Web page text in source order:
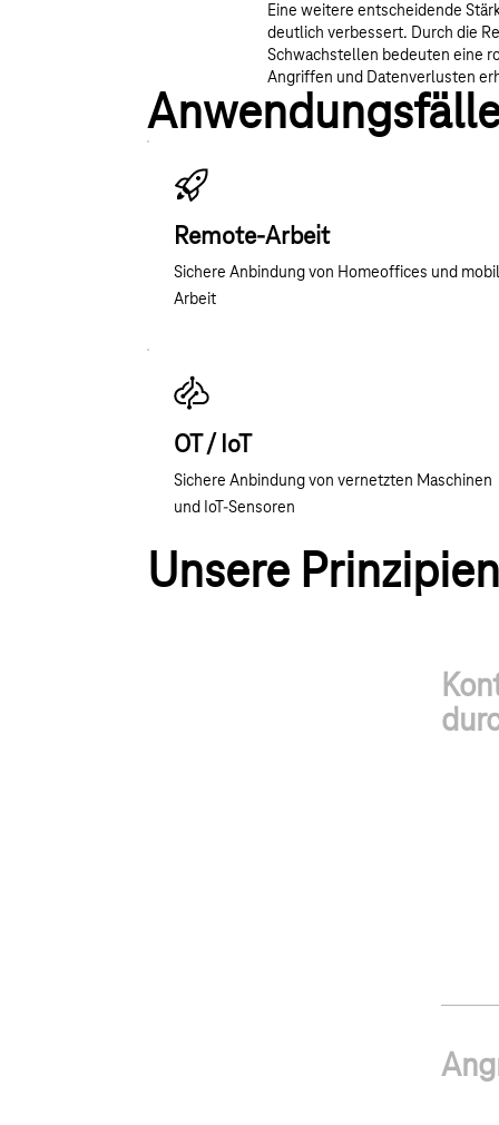
Eine weitere entscheidende
deutlich verbessert. Durch die
Schwachstellen bedeuten eine
Angriffen und Datenverlusten
Remote-Arbeit
Sichere Anbindung von Homeoffices und
Arbeit
OT / IoT
Sichere Anbindung von vernetzten Maschinen
und IoT-Sensoren
Unsere